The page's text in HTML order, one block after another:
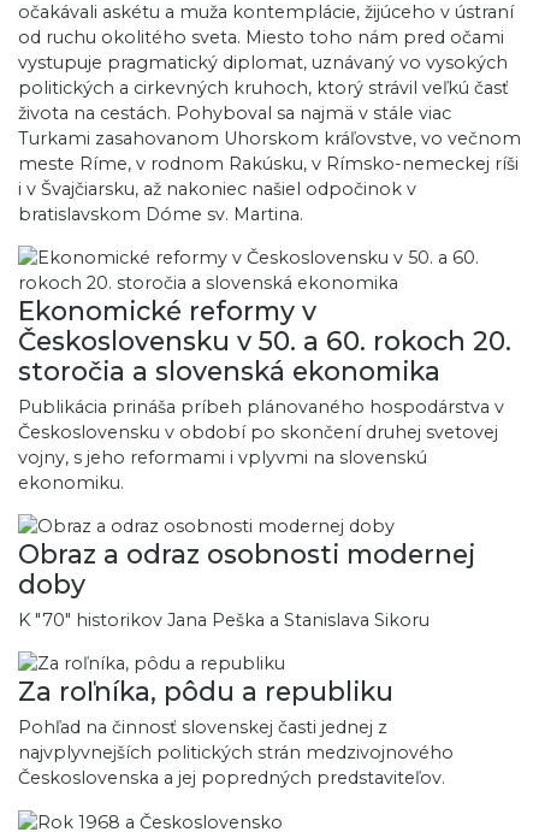
očakávali askétu a muža kontemplácie, žijúceho v ústraní
od ruchu okolitého sveta. Miesto toho nám pred očami
vystupuje pragmatický diplomat, uznávaný vo vysokých
politických a cirkevných kruhoch, ktorý strávil veľkú časť
života na cestách. Pohyboval sa najmä v stále viac
Turkami zasahovanom Uhorskom kráľovstve, vo večnom
meste Ríme, v rodnom Rakúsku, v Rímsko-nemeckej ríši
i v Švajčiarsku, až nakoniec našiel odpočinok v
bratislavskom Dóme sv. Martina.
Ekonomické reformy v
Československu v 50. a 60. rokoch 20.
storočia a slovenská ekonomika
Publikácia prináša príbeh plánovaného hospodárstva v
Československu v období po skončení druhej svetovej
vojny, s jeho reformami i vplyvmi na slovenskú
ekonomiku.
Obraz a odraz osobnosti modernej
doby
K "70" historikov Jana Peška a Stanislava Sikoru
Za roľníka, pôdu a republiku
Pohľad na činnosť slovenskej časti jednej z
najvplyvnejších politických strán medzivojnového
Československa a jej popredných predstaviteľov.